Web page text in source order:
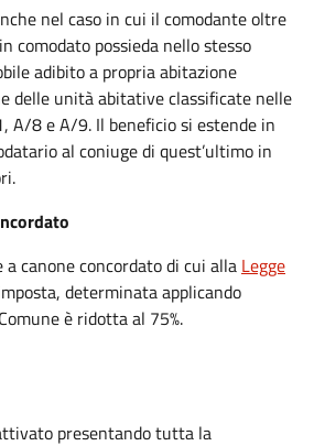
nel caso in cui il comodante oltre
comodato possieda nello stesso
adibito a propria abitazione
delle unità abitative classificate nelle
A/8 e A/9. Il beneficio si estende in
al coniuge di quest’ultimo in
canone concordato di cui alla Legge
determinata applicando
è ridotta al 75%.
presentando tutta la